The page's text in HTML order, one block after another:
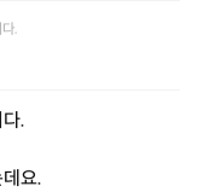
.
.
요.